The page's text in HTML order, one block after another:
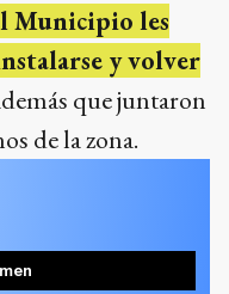
Municipio les
y volver
que juntaron
de la zona.